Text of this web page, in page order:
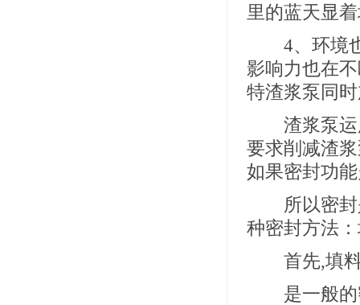
里的蓝天显
4、环境也
影响力也在
特渣浆泵同
渣浆泵运
要求削减渣
如果密封功
所以密封
种密封方法
首先,填料
是一般的